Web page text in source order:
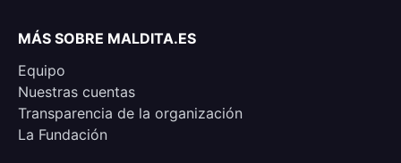
MÁS SOBRE MALDITA.ES
Equipo
Nuestras cuentas
Transparencia de la organización
La Fundación